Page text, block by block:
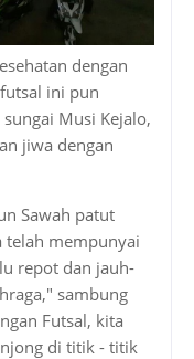
dengan
ini pun
Musi Kejalo,
jiwa dengan
Sawah patut
telah mempunyai
repot dan jauh-
sambung
Futsal, kita
di titik - titik